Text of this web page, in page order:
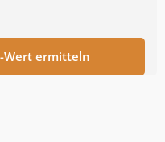
Wert ermitteln